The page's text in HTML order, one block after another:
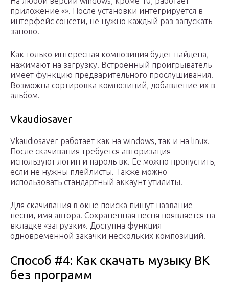
приложение «». После установки интегрируется в
интерфейс соцсети, не нужно каждый раз запускать
заново.
Как только интересная композиция будет найдена,
нажимают на загрузку. Встроенный проигрыватель
имеет функцию предварительного прослушивания.
Возможна сортировка композиций, добавление их в
альбом.
Vkaudiosaver
Vkaudiosaver работает как на windows, так и на linux.
После скачивания требуется авторизация —
используют логин и пароль вк. Ее можно пропустить,
если не нужны плейлисты. Также можно
использовать стандартный аккаунт утилиты.
Для скачивания в окне поиска пишут название
песни, имя автора. Сохраненная песня появляется на
вкладке «загрузки». Доступна функция
одновременной закачки нескольких композиций.
Способ #4: Как скачать музыку ВК
без программ